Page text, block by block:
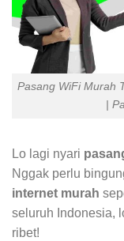
Pasang WiFi Murah
|
Lo lagi nyari
Nggak perlu
internet murah
seluruh Indonesia,
ribet!